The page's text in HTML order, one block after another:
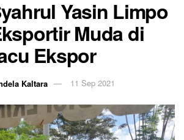
Yasin Limpo
Muda di
Ekspor
Kaltara 11 Sep 2021